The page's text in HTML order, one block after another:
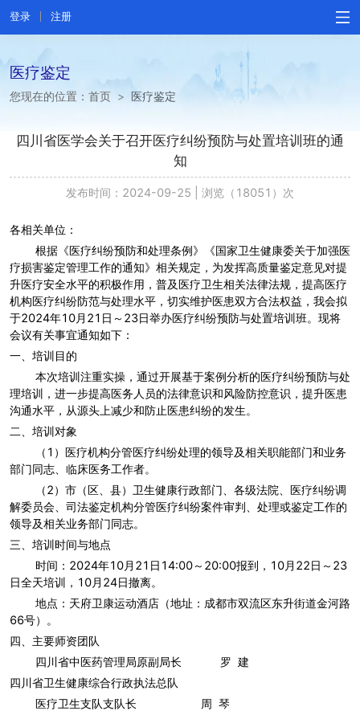
登录 注册
医疗鉴定
您现在的位置： 首页 > 医疗鉴定
四川省医学会关于召开医疗纠纷预防与处置培训班的通
知
发布时间：2024-09-25 浏览（18051）次
各相关单位：
根据《医疗纠纷预防和处理条例》《国家卫生健康委关于加强医
疗损害鉴定管理工作的通知》相关规定，为发挥高质量鉴定意见对提
升医疗安全水平的积极作用，普及医疗卫生相关法律法规，提高医疗
机构医疗纠纷防范与处理水平，切实维护医患双方合法权益，我会拟
于2024年10月21日～23日举办医疗纠纷预防与处置培训班。现将
会议有关事宜通知如下：
一、培训目的
本次培训注重实操，通过开展基于案例分析的医疗纠纷预防与处
理培训，进一步提高医务人员的法律意识和风险防控意识，提升医患
沟通水平，从源头上减少和防止医患纠纷的发生。
二、培训对象
（1）医疗机构分管医疗纠纷处理的领导及相关职能部门和业务
部门同志、临床医务工作者。
（2）市（区、县）卫生健康行政部门、各级法院、医疗纠纷调
解委员会、司法鉴定机构分管医疗纠纷案件审判、处理或鉴定工作的
领导及相关业务部门同志。
三、培训时间与地点
时间：2024年10月21日14:00～20:00报到，10月22日～23
日全天培训，10月24日撤离。
地点：天府卫康运动酒店（地址：成都市双流区东升街道金河路
66号）。
四、主要师资团队
四川省中医药管理局原副局长 罗 建
四川省卫生健康综合行政执法总队
医疗卫生支队支队长 周 琴